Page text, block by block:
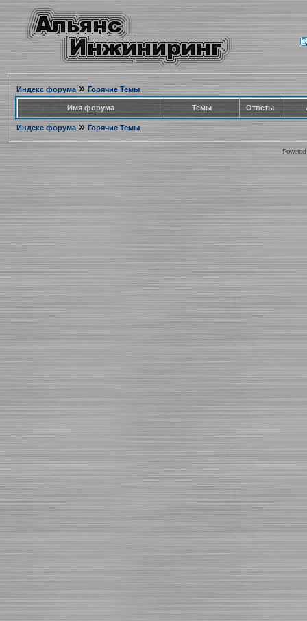
Индекс форума» Горячие Темы
Имя форума Темы Ответы
Индекс форума» Горячие Темы